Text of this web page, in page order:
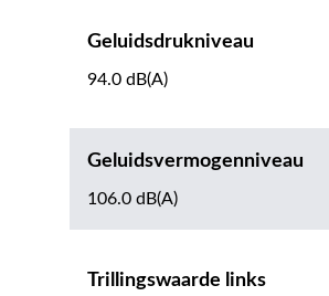
Geluidsdrukniveau
94.0 dB(A)
Geluidsvermogenniveau
106.0 dB(A)
Trillingswaarde links